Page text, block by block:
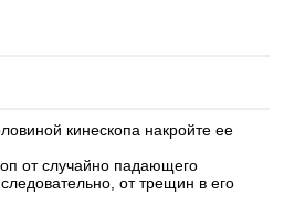
кинескопа накройте ее
от случайно падающего
от трещин в его